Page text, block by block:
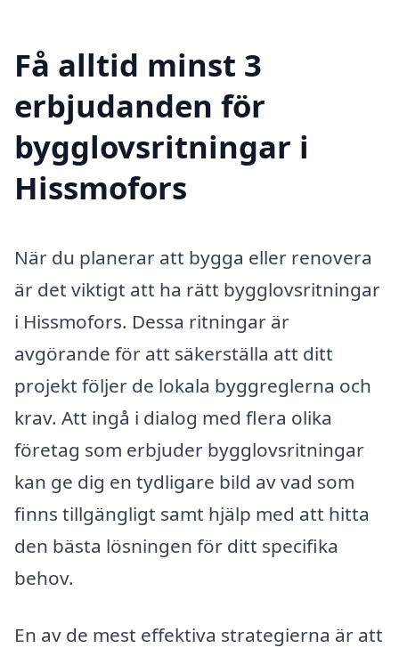
Få alltid minst 3
erbjudanden för
bygglovsritningar i
Hissmofors
När du planerar att bygga eller renovera
är det viktigt att ha rätt bygglovsritningar
i Hissmofors. Dessa ritningar är
avgörande för att säkerställa att ditt
projekt följer de lokala byggreglerna och
krav. Att ingå i dialog med flera olika
företag som erbjuder bygglovsritningar
kan ge dig en tydligare bild av vad som
finns tillgängligt samt hjälp med att hitta
den bästa lösningen för ditt specifika
behov.
En av de mest effektiva strategierna är att